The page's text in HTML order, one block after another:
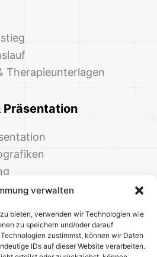
verwalten
bieten, verwenden wir Technologien wie
zu speichern und/oder darauf
zustimmst, können wir Daten
IDs auf dieser Website verarbeiten.
Therapieunterlagen
Präsentation